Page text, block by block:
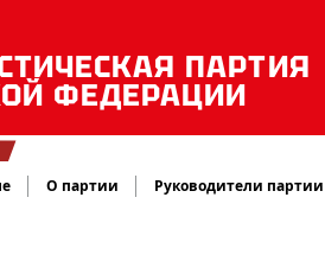
ПАРТИЯ
ФЕДЕРАЦИИ
О партии Руководители партии